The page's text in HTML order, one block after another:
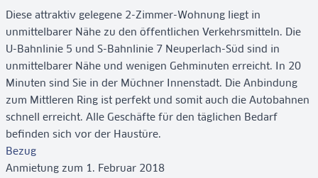
Diese attraktiv gelegene 2-Zimmer-Wohnung liegt in
unmittelbarer Nähe zu den öffentlichen Verkehrsmitteln. Die
U-Bahnlinie 5 und S-Bahnlinie 7 Neuperlach-Süd sind in
unmittelbarer Nähe und wenigen Gehminuten erreicht. In 20
Minuten sind Sie in der Müchner Innenstadt. Die Anbindung
zum Mittleren Ring ist perfekt und somit auch die Autobahnen
schnell erreicht. Alle Geschäfte für den täglichen Bedarf
befinden sich vor der Haustüre.
Bezug
Anmietung zum 1. Februar 2018